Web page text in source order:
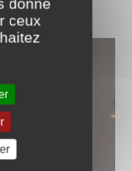
de ce site.
ceux